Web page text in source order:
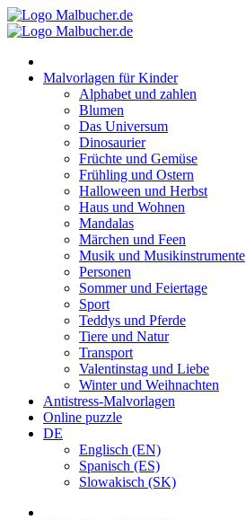
Zum
Inhalt
Malvorlagen für Kinder
Alphabet und zahlen
Blumen
Das Universum
Dinosaurier
Früchte und Gemüse
Frühling und Ostern
Halloween und Herbst
Haus und Wohnen
Mandalas
Märchen und Feen
Musik und Musikinstrumente
Personen
Sommer und Feiertage
Sport
Teddys und Pferde
Tiere und Natur
Transport
Valentinstag und Liebe
Winter und Weihnachten
Antistress-Malvorlagen
Online puzzle
DE
Englisch (EN)
Spanisch (ES)
Slowakisch (SK)